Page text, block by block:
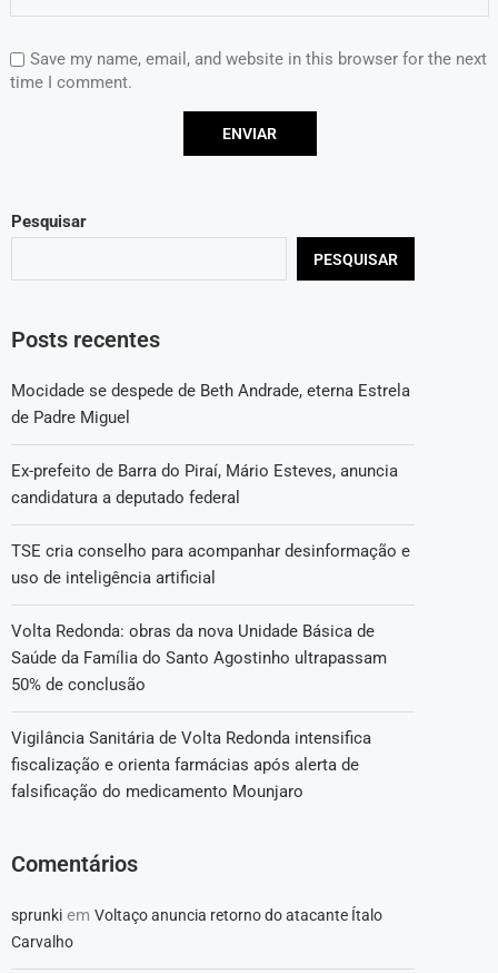
Save my name, email, and website in this browser for the next
time I comment.
Pesquisar
PESQUISAR
Posts recentes
Mocidade se despede de Beth Andrade, eterna Estrela
de Padre Miguel
Ex-prefeito de Barra do Piraí, Mário Esteves, anuncia
candidatura a deputado federal
TSE cria conselho para acompanhar desinformação e
uso de inteligência artificial
Volta Redonda: obras da nova Unidade Básica de
Saúde da Família do Santo Agostinho ultrapassam
50% de conclusão
Vigilância Sanitária de Volta Redonda intensifica
fiscalização e orienta farmácias após alerta de
falsificação do medicamento Mounjaro
Comentários
sprunki em Voltaço anuncia retorno do atacante Ítalo
Carvalho